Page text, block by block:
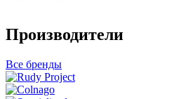
Производители
Все бренды